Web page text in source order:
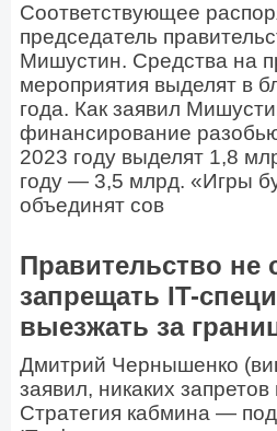
Соответствующее
председатель
Мишустин. Средства на
мероприятия выделят в
года. Как заявил
финансирование
2023 году выделят 1,8
году — 3,5 млрд. «Игры
объединят сов
Правительство не
запрещать IT-
выезжать за
Дмитрий Чернышенко
заявил, никаких запретов
Стратегия кабмина —